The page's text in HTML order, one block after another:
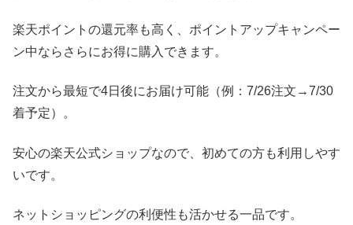
楽天ポイントの還元率も高く、ポイントアップキャンペー
ン中ならさらにお得に購入できます。
注文から最短で4日後にお届け可能（例：7/26注文→7/30
着予定）。
安心の楽天公式ショップなので、初めての方も利用しやす
いです。
ネットショッピングの利便性も活かせる一品です。